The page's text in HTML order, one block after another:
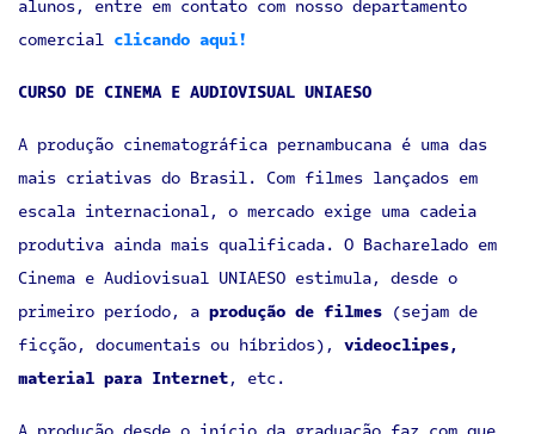
alunos, entre em contato com nosso departamento
comercial clicando aqui!
CURSO DE CINEMA E AUDIOVISUAL UNIAESO
A produção cinematográfica pernambucana é uma das
mais criativas do Brasil. Com filmes lançados em
escala internacional, o mercado exige uma cadeia
produtiva ainda mais qualificada. O Bacharelado em
Cinema e Audiovisual UNIAESO estimula, desde o
primeiro período, a produção de filmes (sejam de
ficção, documentais ou híbridos), videoclipes,
material para Internet, etc.